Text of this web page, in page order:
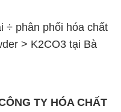
÷ phân phối hóa chất
> K2CO3 tại Bà
TY HÓA CHẤT